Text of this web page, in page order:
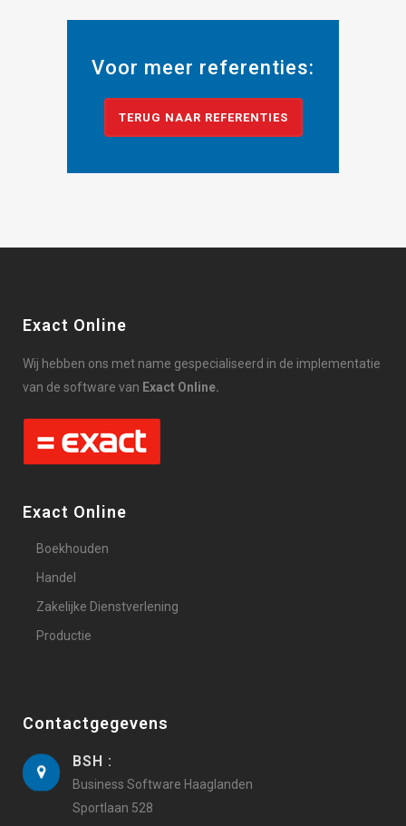
Voor meer referenties:
TERUG NAAR REFERENTIES
Exact Online
Wij hebben ons met name gespecialiseerd in de implementatie
van de software van Exact Online.
Exact Online
Boekhouden
Handel
Zakelijke Dienstverlening
Productie
Contactgegevens
BSH :
Business Software Haaglanden
Sportlaan 528